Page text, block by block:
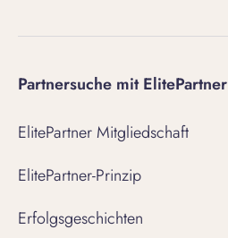
Partnersuche mit ElitePartner
ElitePartner Mitgliedschaft
ElitePartner-Prinzip
Erfolgsgeschichten